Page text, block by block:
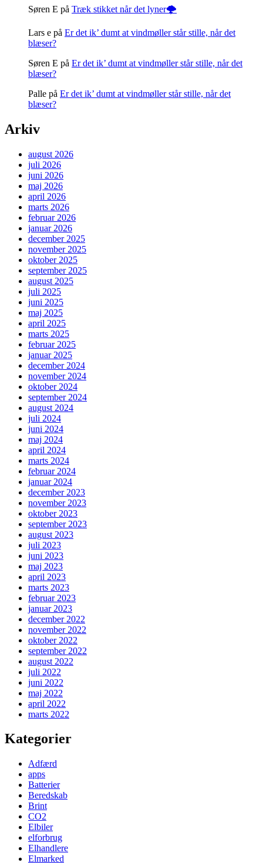
Søren E på Træk stikket når det lyner🌩️
Lars e på Er det ik’ dumt at vindmøller står stille, når det
blæser?
Søren E på Er det ik’ dumt at vindmøller står stille, når det
blæser?
Palle på Er det ik’ dumt at vindmøller står stille, når det
blæser?
Arkiv
august 2026
juli 2026
juni 2026
maj 2026
april 2026
marts 2026
februar 2026
januar 2026
december 2025
november 2025
oktober 2025
september 2025
august 2025
juli 2025
juni 2025
maj 2025
april 2025
marts 2025
februar 2025
januar 2025
december 2024
november 2024
oktober 2024
september 2024
august 2024
juli 2024
juni 2024
maj 2024
april 2024
marts 2024
februar 2024
januar 2024
december 2023
november 2023
oktober 2023
september 2023
august 2023
juli 2023
juni 2023
maj 2023
april 2023
marts 2023
februar 2023
januar 2023
december 2022
november 2022
oktober 2022
september 2022
august 2022
juli 2022
juni 2022
maj 2022
april 2022
marts 2022
Kategorier
Adfærd
apps
Batterier
Beredskab
Brint
CO2
Elbiler
elforbrug
Elhandlere
Elmarked